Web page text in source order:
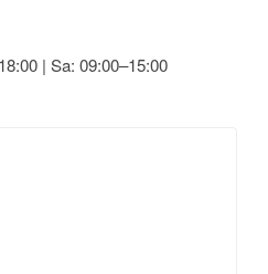
| Sa: 09:00–15:00